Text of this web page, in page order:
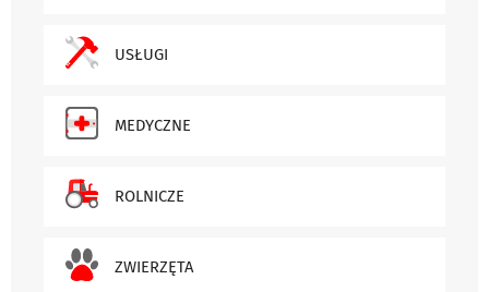
USŁUGI
MEDYCZNE
ROLNICZE
ZWIERZĘTA